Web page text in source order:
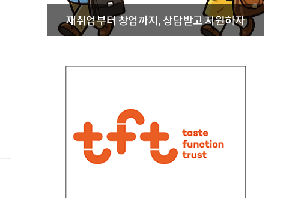
재취업부터 창업까지, 상담받고 지원하자